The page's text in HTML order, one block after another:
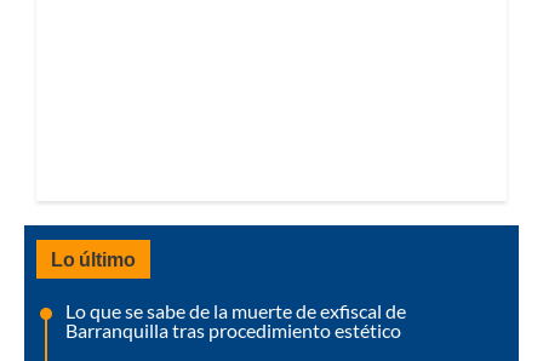
Lo último
Lo que se sabe de la muerte de exfiscal de
Barranquilla tras procedimiento estético